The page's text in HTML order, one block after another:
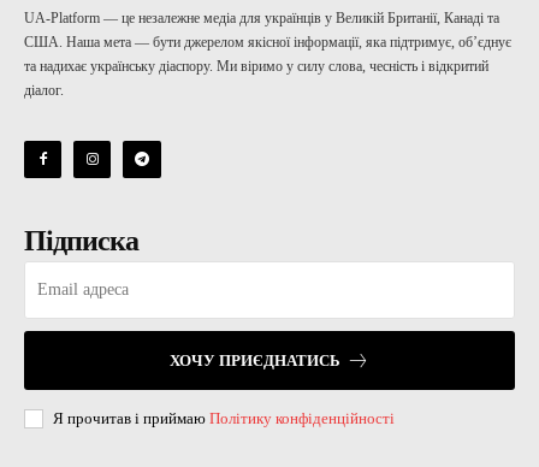
UA-Platform — це незалежне медіа для українців у Великій Британії, Канаді та
США. Наша мета — бути джерелом якісної інформації, яка підтримує, об’єднує
та надихає українську діаспору. Ми віримо у силу слова, чесність і відкритий
діалог.
Підписка
ХОЧУ ПРИЄДНАТИСЬ
Я прочитав і приймаю Політику конфіденційності